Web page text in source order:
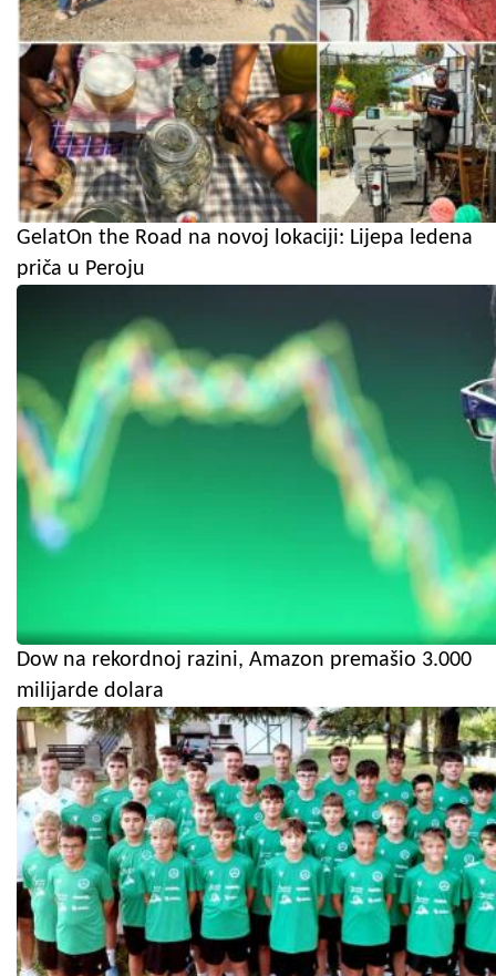
GelatOn the Road na novoj lokaciji: Lijepa ledena
priča u Peroju
Dow na rekordnoj razini, Amazon premašio 3.000
milijarde dolara